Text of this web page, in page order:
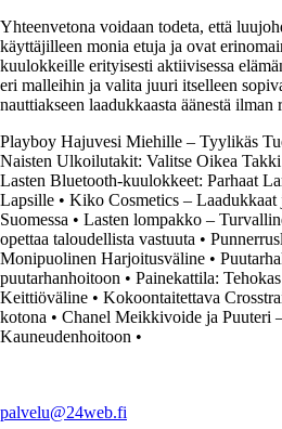
Yhteenvetona voidaan todeta, että
käyttäjilleen monia etuja ja ovat
kuulokkeille erityisesti aktiivisessa
eri malleihin ja valita juuri itselleen
nauttiakseen laadukkaasta äänestä ilman
Playboy Hajuvesi Miehille – Tyylikäs
Naisten Ulkoilutakit: Valitse Oikea Takki
Lasten Bluetooth-kuulokkeet: Parhaat
Lapsille • Kiko Cosmetics –
Suomessa • Lasten lompakko –
opettaa taloudellista vastuuta •
Monipuolinen Harjoitusväline •
puutarhanhoitoon • Painekattila:
Keittiöväline • Kokoontaitettava
kotona • Chanel Meikkivoide ja Puuteri
Kauneudenhoitoon •
palvelu@24web.fi